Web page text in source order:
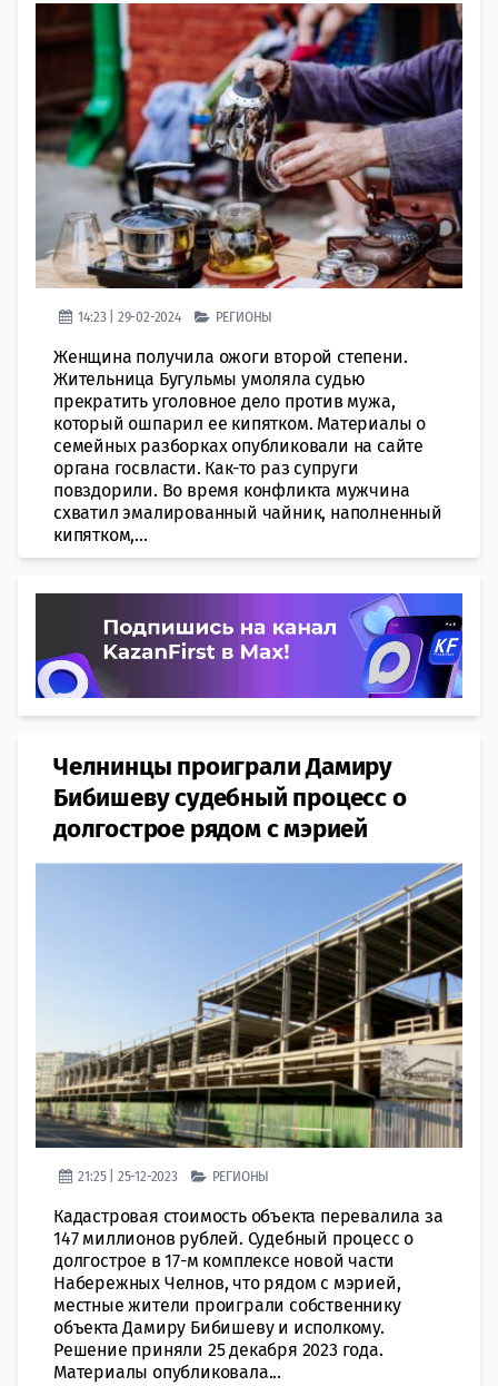
14:23 | 29-02-2024 РЕГИОНЫ
Женщина получила ожоги второй степени.
Жительница Бугульмы умоляла судью
прекратить уголовное дело против мужа,
который ошпарил ее кипятком. Материалы о
семейных разборках опубликовали на сайте
органа госвласти. Как-то раз супруги
повздорили. Во время конфликта мужчина
схватил эмалированный чайник, наполненный
кипятком,...
Челнинцы проиграли Дамиру
Бибишеву судебный процесс о
долгострое рядом с мэрией
21:25 | 25-12-2023 РЕГИОНЫ
Кадастровая стоимость объекта перевалила за
147 миллионов рублей. Судебный процесс о
долгострое в 17-м комплексе новой части
Набережных Челнов, что рядом с мэрией,
местные жители проиграли собственнику
объекта Дамиру Бибишеву и исполкому.
Решение приняли 25 декабря 2023 года.
Материалы опубликовала...